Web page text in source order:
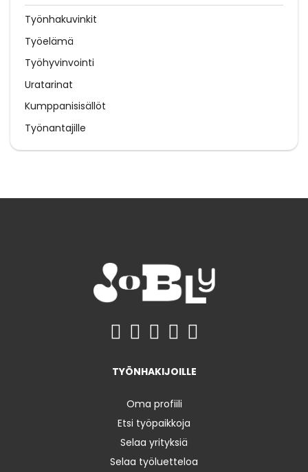
Työnhakuvinkit
Työelämä
Työhyvinvointi
Uratarinat
Kumppanisisällöt
Työnantajille
TYÖNHAKIJOILLE
Oma profiili
Etsi työpaikkoja
Selaa yrityksiä
Selaa työluetteloa